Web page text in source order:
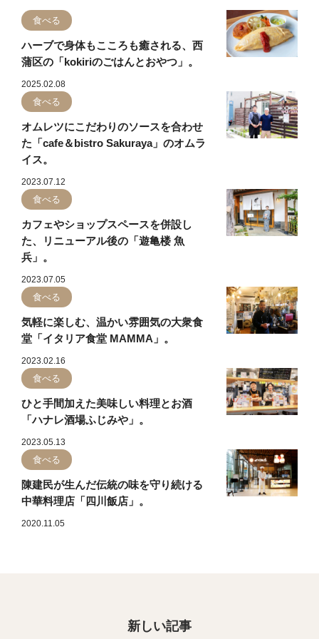
食べる
ハーブで身体もこころも癒される、西
蒲区の「kokiriのごはんとおやつ」。
2025.02.08
食べる
オムレツにこだわりのソースを合わせ
た「cafe＆bistro Sakuraya」のオムラ
イス。
2023.07.12
食べる
カフェやショップスペースを併設し
た、リニューアル後の「遊亀楼 魚
兵」。
2023.07.05
食べる
気軽に楽しむ、温かい雰囲気の大衆食
堂「イタリア食堂 MAMMA」。
2023.02.16
食べる
ひと手間加えた美味しい料理とお酒
「ハナレ酒場ふじみや」。
2023.05.13
食べる
陳建民が生んだ伝統の味を守り続ける
中華料理店「四川飯店」。
2020.11.05
新しい記事